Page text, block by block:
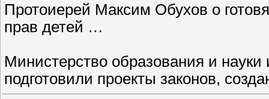
Протоиерей Максим Обухов о
прав детей …
Министерство образования и
подготовили проекты законов,